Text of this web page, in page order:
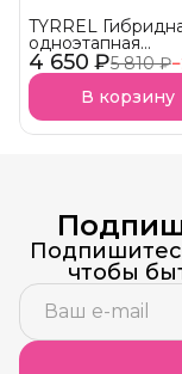
4 650 ₽5 810 ₽−
TYRREL
одноэтапная
нанопластика
LISS УСПЕЙ
Уходит с рынка
В корзину
чтобы